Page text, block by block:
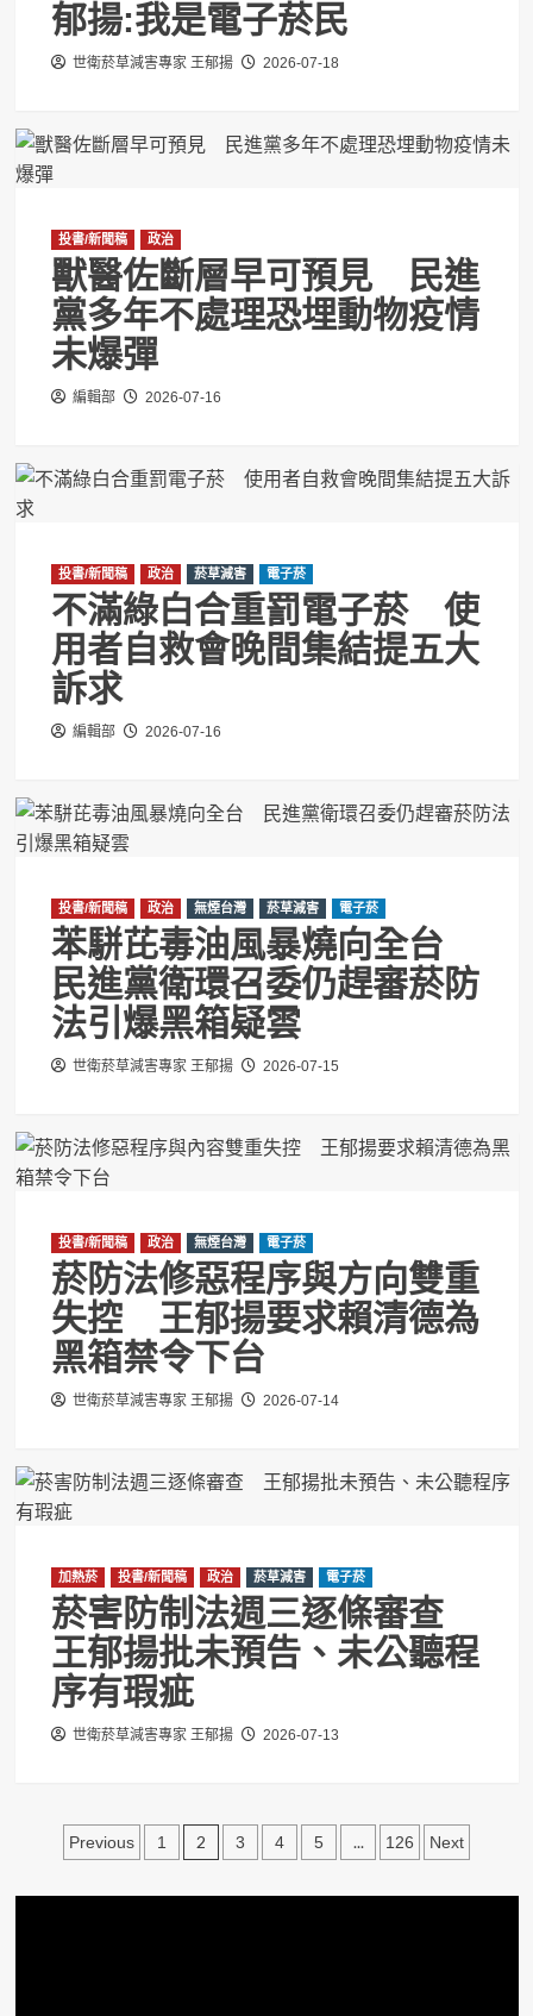
郁揚:我是電子菸民
世衛菸草減害專家 王郁揚 2026-07-18
投書/新聞稿 政治
獸醫佐斷層早可預見 民進
黨多年不處理恐埋動物疫情
未爆彈
編輯部 2026-07-16
投書/新聞稿 政治 菸草減害 電子菸
不滿綠白合重罰電子菸 使
用者自救會晚間集結提五大
訴求
編輯部 2026-07-16
投書/新聞稿 政治 無煙台灣 菸草減害 電子菸
苯駢芘毒油風暴燒向全台
民進黨衛環召委仍趕審菸防
法引爆黑箱疑雲
世衛菸草減害專家 王郁揚 2026-07-15
投書/新聞稿 政治 無煙台灣 電子菸
菸防法修惡程序與方向雙重
失控 王郁揚要求賴清德為
黑箱禁令下台
世衛菸草減害專家 王郁揚 2026-07-14
加熱菸 投書/新聞稿 政治 菸草減害 電子菸
菸害防制法週三逐條審查
王郁揚批未預告、未公聽程
序有瑕疵
世衛菸草減害專家 王郁揚 2026-07-13
文
Previous 1 2 3 4 5 ... 126 Next